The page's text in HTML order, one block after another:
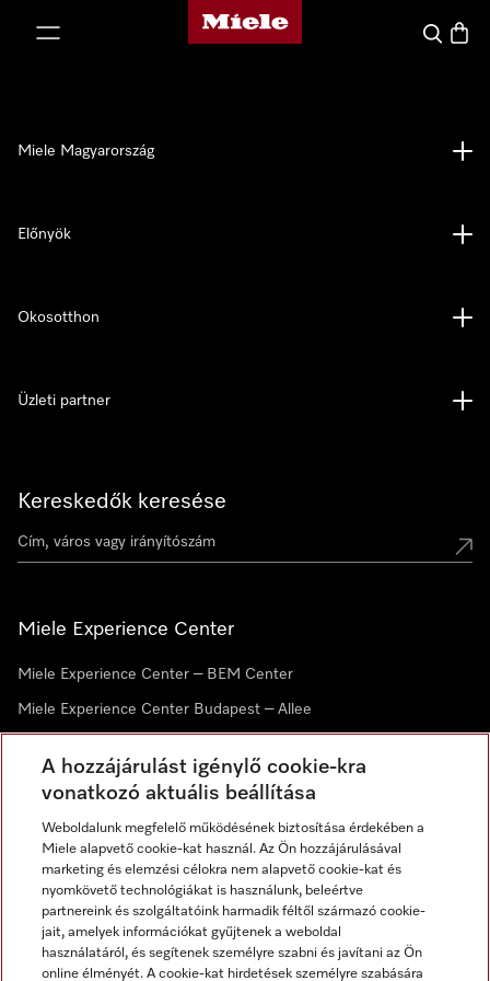
Miele honlapja
Kereses
Kereskedők keresése
Miele Experience Center
Miele Experience Center – BEM Center
Miele Experience Center Budapest – Allee
Hírlevél
Miele Magyarország
Előnyök
Okosotthon
Üzleti partner
A hozzájárulást igénylő cookie-kra
vonatkozó aktuális beállítása
Weboldalunk megfelelő működésének biztosítása érdekében a
Miele alapvető cookie-kat használ. Az Ön hozzájárulásával
marketing és elemzési célokra nem alapvető cookie-kat és
nyomkövető technológiákat is használunk, beleértve
partnereink és szolgáltatóink harmadik féltől származó cookie-
jait, amelyek információkat gyűjtenek a weboldal
használatáról, és segítenek személyre szabni és javítani az Ön
online élményét. A cookie-kat hirdetések személyre szabására